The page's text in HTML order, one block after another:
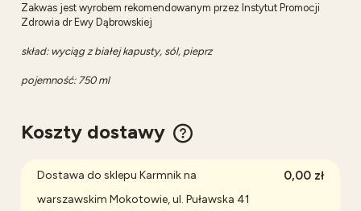
Zakwas jest wyrobem rekomendowanym przez Instytut Promocji
Zdrowia dr Ewy Dąbrowskiej
skład: wyciąg z białej kapusty, sól, pieprz
pojemność: 750 ml
Koszty dostawy
Cena nie zawiera ewentualnych kosztów płatności
Dostawa do sklepu Karmnik na
warszawskim Mokotowie, ul. Puławska 41
0,00 zł